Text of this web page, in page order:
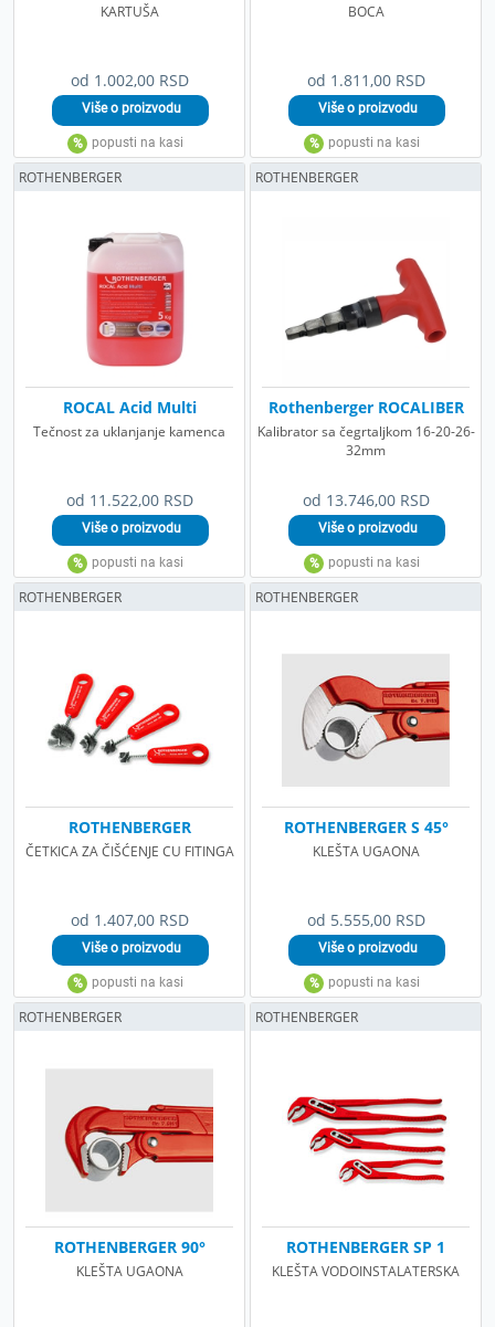
od 1.002,00 RSD
KARTUŠA
od 1.811,00 RSD
BOCA
od 11.522,00 RSD
ROCAL Acid Multi
Tečnost za uklanjanje kamenca
ROTHENBERGER
od 13.746,00 RSD
Rothenberger ROCALIBER
Kalibrator sa čegrtaljkom 16-20-26-
32mm
ROTHENBERGER
od 1.407,00 RSD
ROTHENBERGER
ČETKICA ZA ČIŠĆENJE CU FITINGA
ROTHENBERGER
od 5.555,00 RSD
ROTHENBERGER S 45°
KLEŠTA UGAONA
ROTHENBERGER
ROTHENBERGER 90°
KLEŠTA UGAONA
ROTHENBERGER
ROTHENBERGER SP 1
KLEŠTA VODOINSTALATERSKA
ROTHENBERGER